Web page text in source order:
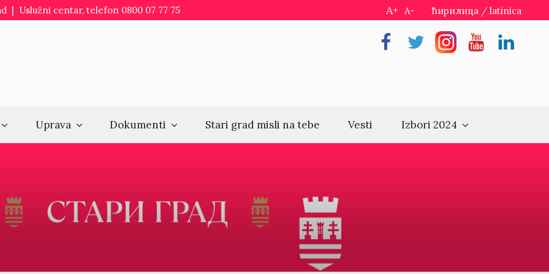
| Uslužni centar, telefon 0800 07 77 75 A+ A- ћирилица / latinica
FacebookTwitterInstragramYoutubeLinkedin
Uprava Dokumenti Stari grad misli na tebe Vesti Izbori 2024